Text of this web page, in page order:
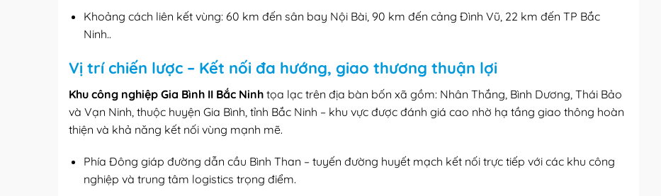
Khoảng cách liên kết vùng: 60 km đến sân bay Nội Bài, 90 km đến cảng Đình Vũ, 22 km đến TP Bắc
Ninh..
Vị trí chiến lược – Kết nối đa hướng, giao thương thuận lợi
Khu công nghiệp Gia Bình II Bắc Ninh tọa lạc trên địa bàn bốn xã gồm: Nhân Thắng, Bình Dương, Thái Bảo
và Vạn Ninh, thuộc huyện Gia Bình, tỉnh Bắc Ninh – khu vực được đánh giá cao nhờ hạ tầng giao thông hoàn
thiện và khả năng kết nối vùng mạnh mẽ.
Phía Đông giáp đường dẫn cầu Bình Than – tuyến đường huyết mạch kết nối trực tiếp với các khu công
nghiệp và trung tâm logistics trọng điểm.